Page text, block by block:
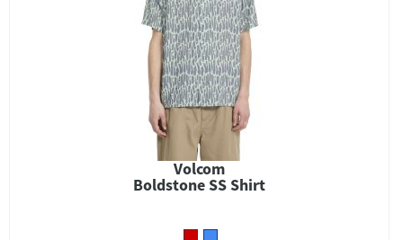
Volcom
Boldstone SS Shirt